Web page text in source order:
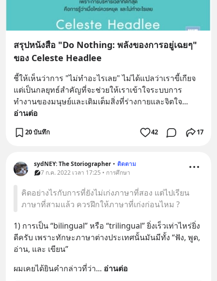
สรุปหนังสือ "Do Nothing: พลังของการอยู่เฉยๆ"
ของ Celeste Headlee
ชี้ให้เห็นว่าการ "ไม่ทำอะไรเลย" ไม่ได้แปลว่าเราขี้เกียจ
แต่เป็นกลยุทธ์สำคัญที่จะช่วยให้เราเข้าใจระบบการ
ทำงานของมนุษย์และเติมเต็มสิ่งที่ร่างกายและจิตใจ
อ่านต่อ
20 บันทึก 42 17
sydNEY: The Storiographer • ติดตาม
7 ก.ค. 2022 เวลา 17:25 • การศึกษา
คิดอย่างไรกับการที่ยังไม่เก่งภาษาที่สอง แต่ไปเรียน
ภาษาที่สามแล้ว ควรฝึกให้ภาษาที่เก่งก่อนไหม ?
1) การเป็น “bilingual” หรือ “trilingual” ยิ่งเร็วเท่าไหร่ยิ่ง
ดีครับ เพราะทักษะภาษาต่างประเทศนั้นมันมีทั้ง “ฟัง, พูด,
อ่าน, และ เขียน”
ผมเคยได้ยินคำกล่าวที่ว่า... อ่านต่อ